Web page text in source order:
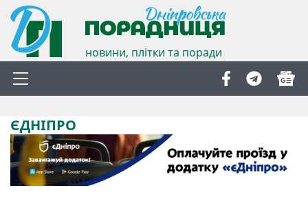
новини, плітки та поради
ЄДНІПРО